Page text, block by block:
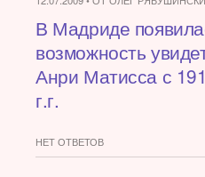
В Мадриде
возможность
Анри Матисса с
г.г.
НЕТ ОТВЕТОВ